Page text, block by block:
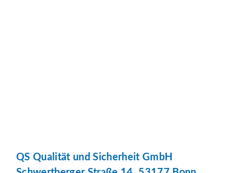
QS Qualität und Sicherheit GmbH